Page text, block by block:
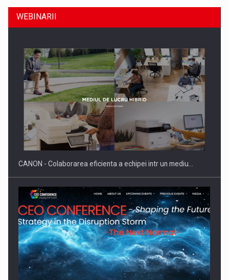
SYCLEF isi consolideaza prezenta in Romania printr-o a
doua…
Fondul de investitii BoldMind si echipa de management a…
WEBINARII
CANON - Colaborarea eficienta a echipei intr un mediu…